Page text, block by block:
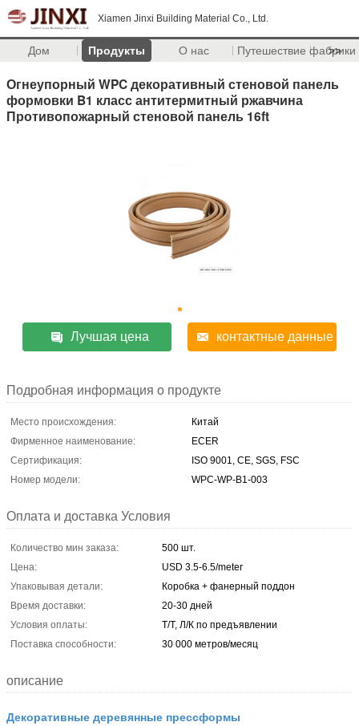
Xiamen Jinxi Building Material Co., Ltd.
Дом Продукты О нас Путешествие фабрики
>>
Огнеупорный WPC декоративный стеновой панель
формовки B1 класс антитермитный ржавчина
Противопожарный стеновой панель 16ft
Лучшая цена контактные данные
Подробная информация о продукте
Место происхождения:
Китай
Фирменное наименование:
ECER
Сертификация:
ISO 9001, CE, SGS, FSC
Номер модели:
WPC-WP-B1-003
Оплата и доставка Условия
Количество мин заказа:
500 шт.
Цена:
USD 3.5-6.5/meter
Упаковывая детали:
Коробка + фанерный поддон
Время доставки:
20-30 дней
Условия оплаты:
Т/Т, Л/К по предъявлении
Поставка способности:
30 000 метров/месяц
описание
Декоративные деревянные прессформы